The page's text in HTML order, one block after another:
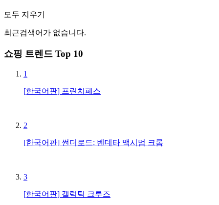
모두 지우기
최근검색어가 없습니다.
쇼핑 트렌드 Top 10
1
[한국어판] 프린치페스
2
[한국어판] 썬더로드: 벤데타 맥시멈 크롬
3
[한국어판] 갤럭틱 크루즈